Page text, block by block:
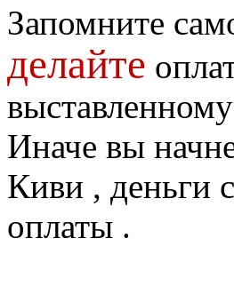
Запомните
делайте
Иначе вы
Киви , деньги
оплаты .